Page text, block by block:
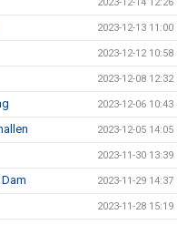
2023-12-13 11:00
2023-12-12 10:58
2023-12-08 12:32
2023-12-06 10:43
2023-12-05 14:05
2023-11-30 13:39
2023-11-29 14:37
2023-11-28 15:19